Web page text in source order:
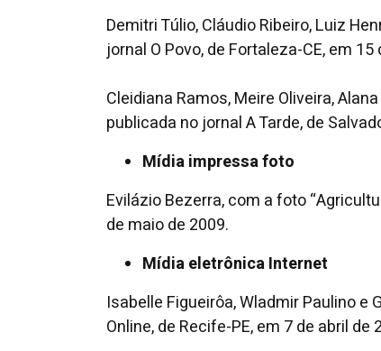
Demitri Túlio, Cláudio Ribeiro, Luiz
jornal O Povo, de Fortaleza-CE, em
Cleidiana Ramos, Meire Oliveira,
publicada no jornal A Tarde, de
Mídia impressa foto
Evilázio Bezerra, com a foto
de maio de 2009.
Mídia eletrônica Internet
Isabelle Figueirôa, Wladmir Paulino
Online, de Recife-PE, em 7 de abril de